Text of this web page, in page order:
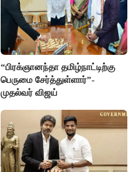
“பிரக்ஞானந்தா தமிழ்நாட்டிற்கு
பெருமை சேர்த்துள்ளார்”-
முதல்வர் விஜய்